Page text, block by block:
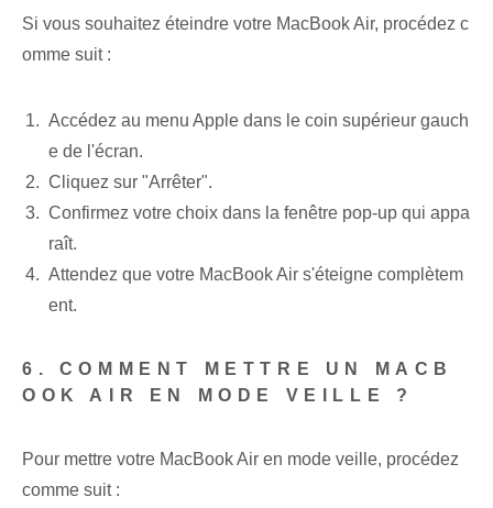
Si vous souhaitez éteindre votre MacBook Air, procédez c
omme suit :
Accédez au menu Apple dans le coin supérieur gauch
e de l'écran.
Cliquez sur "Arrêter".
Confirmez votre choix dans la fenêtre pop-up qui appa
raît.
Attendez que votre MacBook Air s'éteigne complètem
ent.
6. COMMENT METTRE UN MACB
OOK AIR EN MODE VEILLE ?
Pour mettre votre MacBook Air en mode veille, procédez
comme suit :